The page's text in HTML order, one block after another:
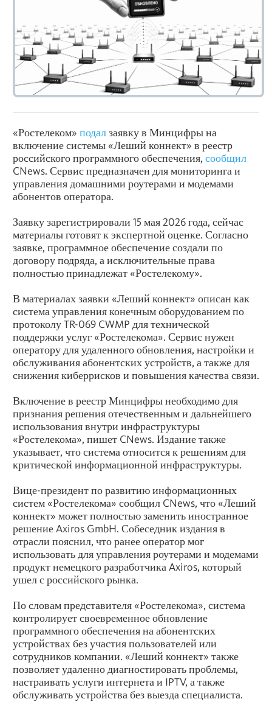
«Ростелеком» подалзаявку в Минцифры на
включение системы «Леший коннект» в реестр
российского программного обеспечения, сообщил
CNews. Сервис предназначен для мониторинга и
управления домашними роутерами и модемами
абонентов оператора.
Заявку зарегистрировали 15 мая 2026 года, сейчас
материалы готовят к экспертной оценке. Согласно
заявке, программное обеспечение создали по
договору подряда, а исключительные права
полностью принадлежат «Ростелекому».
В материалах заявки «Леший коннект» описан как
система управления конечным оборудованием по
протоколу TR-069 CWMP для технической
поддержки услуг «Ростелекома». Сервис нужен
оператору для удаленного обновления, настройки и
обслуживания абонентских устройств, а также для
снижения киберрисков и повышения качества связи.
Включение в реестр Минцифры необходимо для
признания решения отечественным и дальнейшего
использования внутри инфраструктуры
«Ростелекома», пишет CNews. Издание также
указывает, что система относится к решениям для
критической информационной инфраструктуры.
Вице-президент по развитию информационных
систем «Ростелекома» сообщил CNews, что «Леший
коннект» может полностью заменить иностранное
решение Axiros GmbH. Собеседник издания в
отрасли пояснил, что ранее оператор мог
использовать для управления роутерами и модемами
продукт немецкого разработчика Axiros, который
ушел с российского рынка.
По словам представителя «Ростелекома», система
контролирует своевременное обновление
программного обеспечения на абонентских
устройствах без участия пользователей или
сотрудников компании. «Леший коннект» также
позволяет удаленно диагностировать проблемы,
настраивать услуги интернета и IPTV, а также
обслуживать устройства без выезда специалиста.